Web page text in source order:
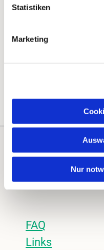
Statistiken
Marketing
Nur
Kalender
FAQ
Links